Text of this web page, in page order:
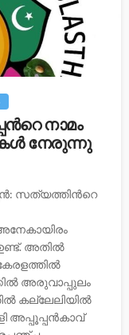
നാമം
നേരുന്നു
സത്യത്തിന്‍റെ
അതിൽ
അരുവാപ്പുലം
കല്ലേലിയില്‍
അപ്പൂപ്പൻകാവ്